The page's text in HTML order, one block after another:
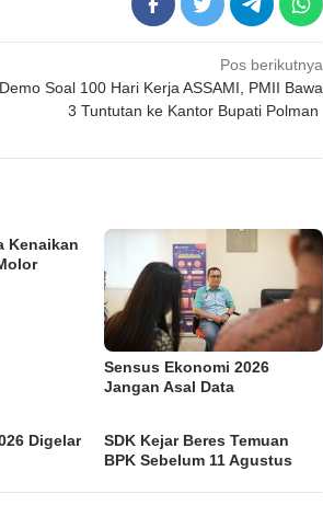
Pos berikutnya
Demo Soal 100 Hari Kerja ASSAMI, PMII Bawa
3 Tuntutan ke Kantor Bupati Polman
Kenaikan
Sensus Ekonomi 2026
Jangan Asal Data
Digelar
SDK Kejar Beres Temuan
BPK Sebelum 11 Agustus